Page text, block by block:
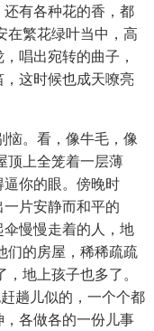
有各种花的香，都
在繁花绿叶当中，高
唱出宛转的曲子，
这时候也成天嘹亮
恼。看，像牛毛，像
顶上全笼着一层薄
你的眼。傍晚时
片安静而和平的
慢慢走着的人，地
们的房屋，稀稀疏疏
地上孩子也多了。
趟儿似的，一个个都
各做各的一份儿事